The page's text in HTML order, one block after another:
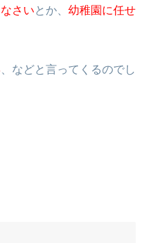
さい とか、 幼稚園に任せ
、などと言ってくるのでし